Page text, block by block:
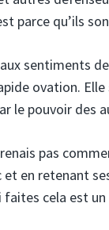
parce qu’ils
sentiments
ovation.
le pouvoir des
pas
et en retenant
cela est